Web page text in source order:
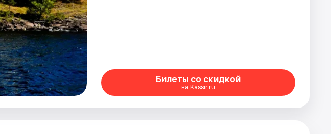
Билеты со скидкой
на Kassir.ru